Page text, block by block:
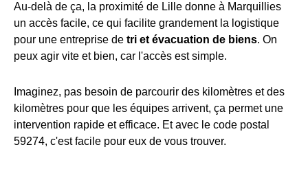
Au-delà de ça, la proximité de Lille donne à Marquillies
un accès facile, ce qui facilite grandement la logistique
pour une entreprise de tri et évacuation de biens. On
peux agir vite et bien, car l'accès est simple.
Imaginez, pas besoin de parcourir des kilomètres et des
kilomètres pour que les équipes arrivent, ça permet une
intervention rapide et efficace. Et avec le code postal
59274, c'est facile pour eux de vous trouver.